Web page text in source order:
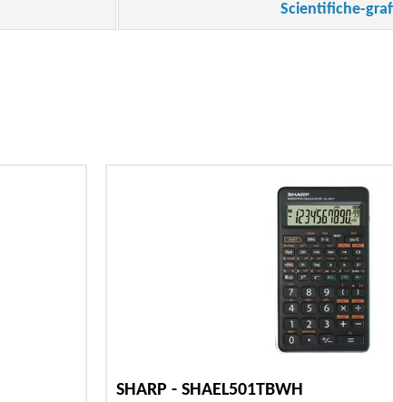
Scientifiche-
SHARP - SHAEL501TBWH